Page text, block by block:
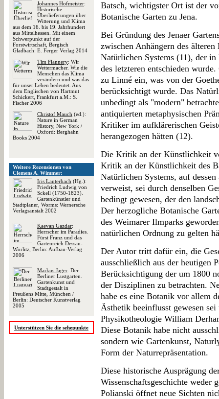
Johannes Hofmeister:
Historische
Überlieferungen über
Witterung und Klima
aus dem 16. bis 19. Jahrhundert
aus Mittelhessen. Mit einem
Schwerpunkt auf der
Forstwirtschaft, Bergisch
Gladbach: E. Ferger Verlag 2014
Tim Flannery: Wir
Wettermacher. Wie die
Menschen das Klima
verändern und was das
für unser Leben bedeutet. Aus
dem Englischen von Hartmut
Schickert, Frankfurt a.M.: S.
Fischer 2006
Christof Mauch (ed.):
Nature in German
History, New York /
Oxford: Berghahn
Books 2004
Weitere Rezensionen von
Clemens A. Wimmer:
Iris Lauterbach (Hg.):
Friedrich Ludwig von
Sckell (1750-1823).
Gartenkünstler und
Stadtplaner, Worms: Wernersche
Verlagsanstalt 2002
Kaevan Gazdar:
Herrscher im Paradies.
Fürst Franz und das
Gartenreich Dessau-
Wörlitz, Berlin: Aufbau-Verlag
2006
Markus Jager: Der
Berliner Lustgarten.
Gartenkunst und
Stadtgestalt in
Preußens Mitte, München /
Berlin: Deutscher Kunstverlag
2005
Unterstützen Sie die sehepunkte
Batsch, wichtigster Ort ist der
Botanische Garten zu Jena.
Bei Gründung des Jenaer
zwischen Anhängern des
Natürlichen Systems (11), der in
des letzteren entschieden
zu Linné ein, was von der
berücksichtigt wurde. Das
unbedingt als "modern"
antiquierten metaphysischen
Kritiker im aufklärerischen
herangezogen hätten (12).
Die Kritik an der Künstlichkeit
Kritik an der Künstlichkeit des
Natürlichen Systems, auf
verweist, sei durch denselben
bedingt gewesen, der den
Der herzogliche Botanische
des Weimarer Ilmparks
natürlichen Ordnung zu gelten
Der Autor tritt dafür ein, die
ausschließlich aus der heutigen
Berücksichtigung der um 1800
der Disziplinen zu betrachten.
habe es eine Botanik vor allem
Ästhetik beeinflusst gewesen
Physikotheologie William
Diese Botanik habe nicht
sondern wie Gartenkunst,
Form der Naturrepräsentation.
Diese historische Ausprägung
Wissenschaftsgeschichte weder
Polianski öffnet neue Sichten